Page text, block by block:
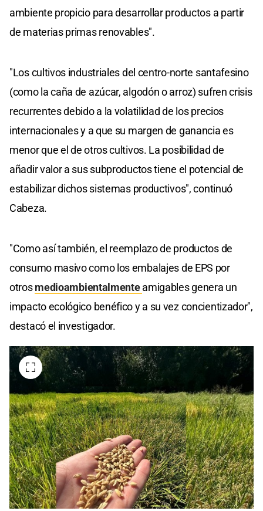
ambiente propicio para desarrollar productos a partir
de materias primas renovables".
"Los cultivos industriales del centro-norte santafesino
(como la caña de azúcar, algodón o arroz) sufren crisis
recurrentes debido a la volatilidad de los precios
internacionales y a que su margen de ganancia es
menor que el de otros cultivos. La posibilidad de
añadir valor a sus subproductos tiene el potencial de
estabilizar dichos sistemas productivos", continuó
Cabeza.
"Como así también, el reemplazo de productos de
consumo masivo como los embalajes de EPS por
otrosmedioambientalmenteamigables genera un
impacto ecológico benéfico y a su vez concientizador",
destacó el investigador.